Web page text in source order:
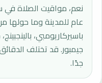
نعم، مواقيت الصلاة في
عام للمدينة وما حولها
باسيركاريومبي،
جيمبور. قد تختلف
جدًا.